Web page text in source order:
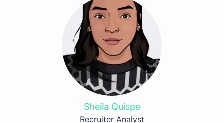
Sheila Quispe
Recruiter Analyst